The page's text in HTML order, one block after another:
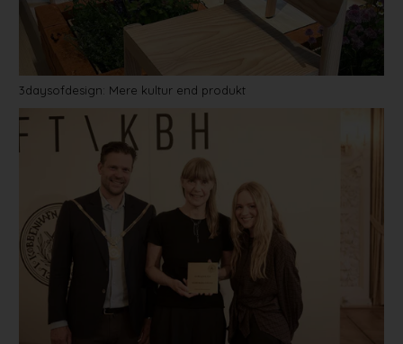
3daysofdesign: Mere kultur end produkt